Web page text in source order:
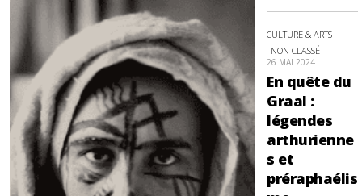
CULTURE & ARTS
NON CLASSÉ
26 MAI 2024
En quête du
Graal :
légendes
arthurienne
s et
préraphaélis